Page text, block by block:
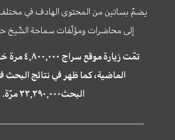
يضمّ بساتين من المحتوى الهادف في مختلف
إلى محاضرات ومؤلّفات سماحة الشّيخ
تمّت زيارة
الماضية، كما ظهر في نتائج
البحث٢٢,٢٩٠,٠٠٠ مرّة.